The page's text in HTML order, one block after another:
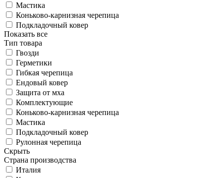
Мастика
Коньково-карнизная черепица
Подкладочный ковер
Показать все
Тип товара
Гвозди
Герметики
Гибкая черепица
Ендовый ковер
Защита от мха
Комплектующие
Коньково-карнизная черепица
Мастика
Подкладочный ковер
Рулонная черепица
Скрыть
Страна производства
Италия